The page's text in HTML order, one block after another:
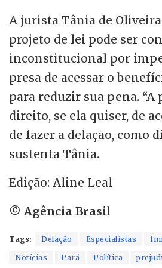
A jurista Tânia de
projeto de lei pode ser
inconstitucional por
presa de acessar o
para reduzir sua pena. “A
direito, se ela quiser, de
de fazer a delação, como
sustenta Tânia.
Edição: Aline Leal
© Agência Brasil
Tags: Delação Especialistas
Notícias Pará Política